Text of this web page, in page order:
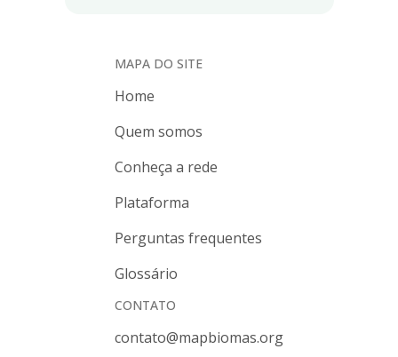
MAPA DO SITE
Home
Quem somos
Conheça a rede
Plataforma
Perguntas frequentes
Glossário
CONTATO
contato@mapbiomas.org